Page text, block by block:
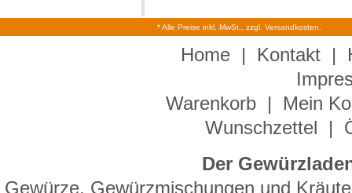
* Alle Preise inkl. MwSt., zzgl. Versandkosten.
Home | Kontakt |
Warenkorb
|
Mein
Wunschzettel
|
Der
Gewürze, Gewürzmischungen und